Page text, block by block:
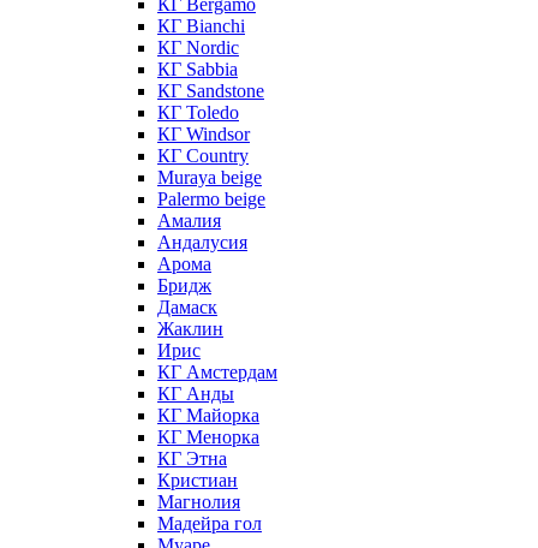
КГ Bergamo
КГ Bianchi
КГ Nordic
КГ Sabbia
КГ Sandstone
КГ Toledo
КГ Windsor
КГ Сountry
Muraya beige
Palermo beige
Амалия
Андалусия
Арома
Бридж
Дамаск
Жаклин
Ирис
КГ Амстердам
КГ Анды
КГ Майорка
КГ Менорка
КГ Этна
Кристиан
Магнолия
Мадейра гол